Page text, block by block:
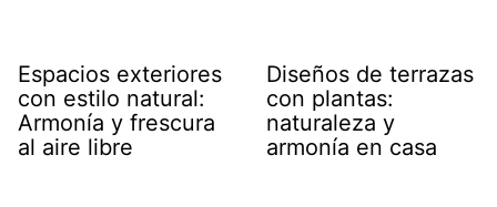
Espacios exteriores
con estilo natural:
Armonía y frescura
al aire libre
Diseños de terrazas
con plantas:
naturaleza y
armonía en casa